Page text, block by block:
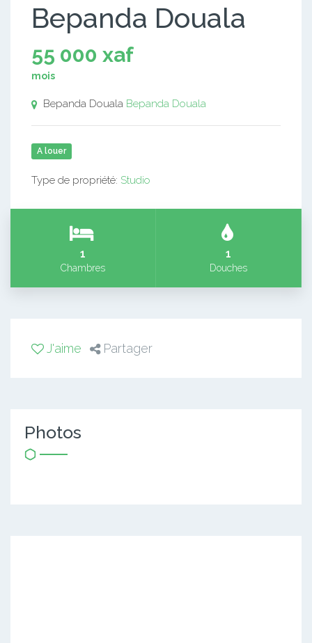
Bepanda Douala
55 000 xaf
mois
Bepanda Douala Bepanda Douala
A louer
Type de propriété: Studio
1
Chambres
1
Douches
J'aime Partager
Photos